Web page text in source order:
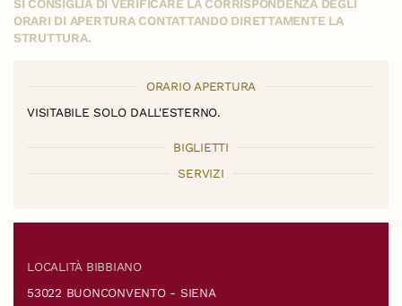
SI CONSIGLIA DI VERIFICARE LA CORRISPONDENZA DEGLI
ORARI DI APERTURA CONTATTANDO DIRETTAMENTE LA
STRUTTURA.
ORARIO APERTURA
VISITABILE SOLO DALL'ESTERNO.
BIGLIETTI
SERVIZI
LOCALITÀ BIBBIANO
53022 BUONCONVENTO - SIENA